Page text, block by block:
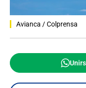
Avianca / Colprensa